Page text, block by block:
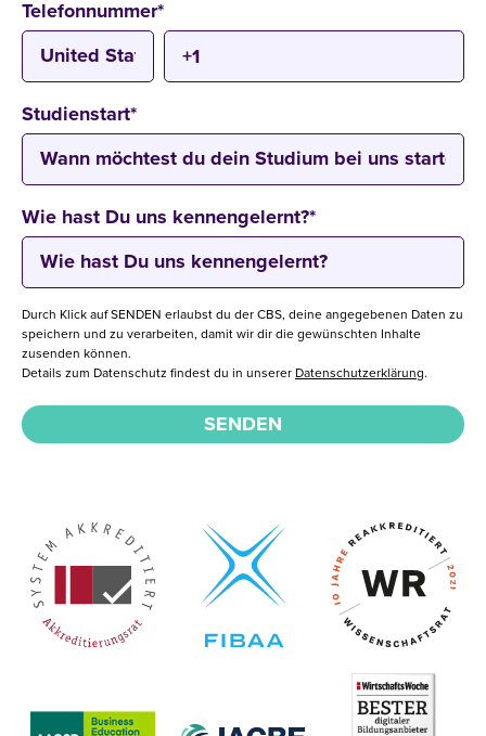
Telefonnummer*
Studienstart*
Wie hast Du uns kennengelernt?*
Durch Klick auf SENDEN erlaubst du der CBS, deine angegebenen Daten zu
speichern und zu verarbeiten, damit wir dir die gewünschten Inhalte
zusenden können.
Details zum Datenschutz findest du in unserer Datenschutzerklärung.